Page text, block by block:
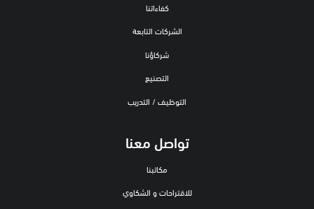
كفاءاتنا
الشركات التابعة
شركاؤنا
التصنيع
التوظيف / التدريب
تواصل معنا
مكاتبنا
للاقتراحات و الشكاوي